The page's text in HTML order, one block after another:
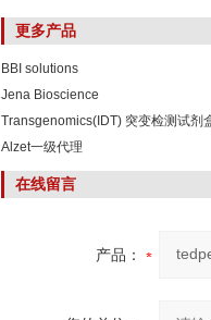
更多产品
BBI solutions
Jena Bioscience
Transgenomics(IDT) 突变检测试剂
Alzet一级代理
在线留言
产品：